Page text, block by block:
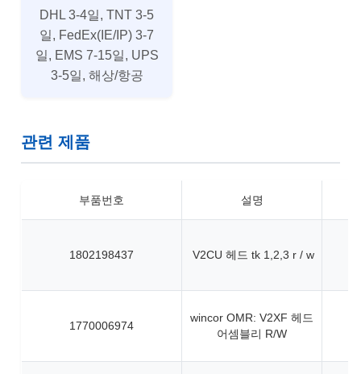
DHL 3-4일, TNT 3-5
일, FedEx(IE/IP) 3-7
일, EMS 7-15일, UPS
3-5일, 해상/항공
관련 제품
부품번호 설명
1802198437 V2CU 헤드 tk 1,2,3 r / w
1770006974
wincor OMR: V2XF 헤드
어셈블리 R/W